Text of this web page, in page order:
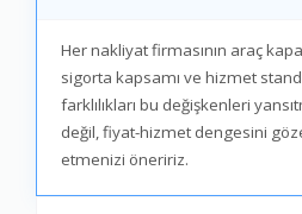
Her nakliyat firmasının araç
sigorta kapsamı ve hizmet
farklılıkları bu değişkenleri
değil, fiyat-hizmet dengesini
etmenizi öneririz.